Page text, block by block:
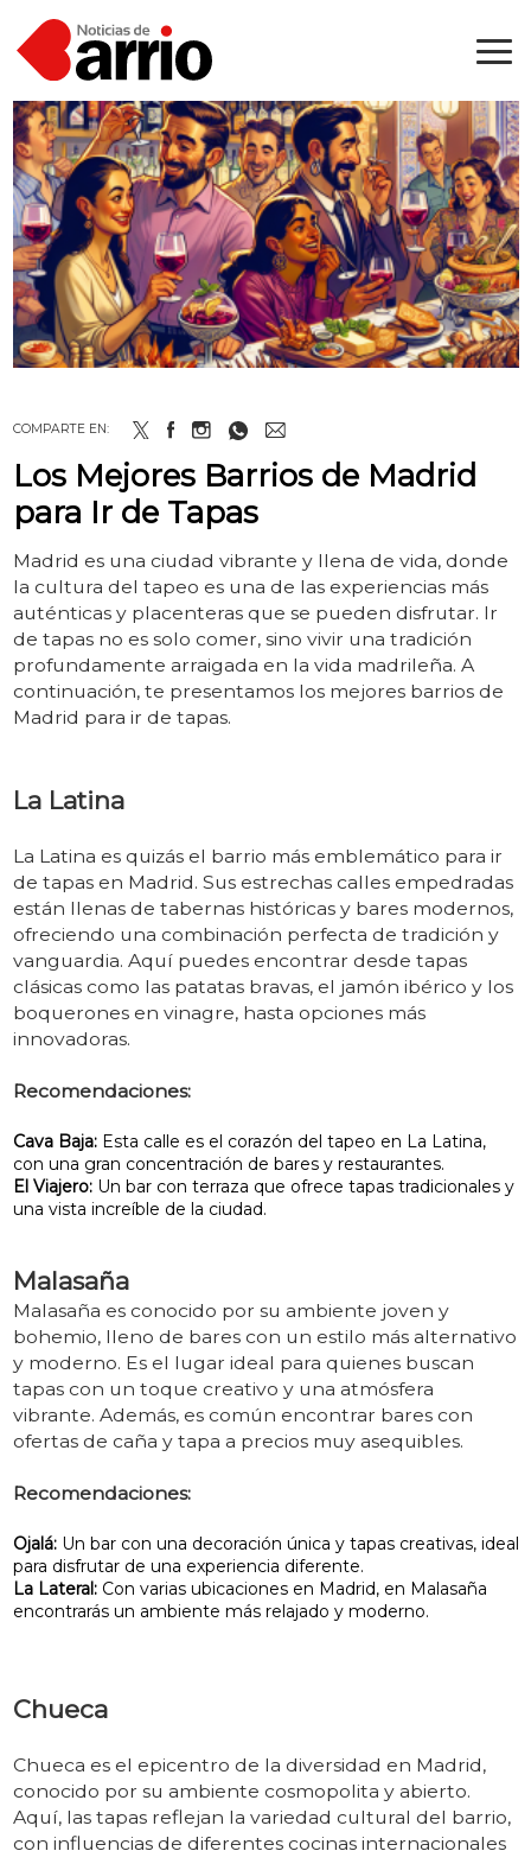
COMPARTE EN:
Los Mejores Barrios de Madrid
para Ir de Tapas
Madrid es una ciudad vibrante y llena de vida, donde
la cultura del tapeo es una de las experiencias más
auténticas y placenteras que se pueden disfrutar. Ir
de tapas no es solo comer, sino vivir una tradición
profundamente arraigada en la vida madrileña. A
continuación, te presentamos los mejores barrios de
Madrid para ir de tapas.
La Latina
La Latina es quizás el barrio más emblemático para ir
de tapas en Madrid. Sus estrechas calles empedradas
están llenas de tabernas históricas y bares modernos,
ofreciendo una combinación perfecta de tradición y
vanguardia. Aquí puedes encontrar desde tapas
clásicas como las patatas bravas, el jamón ibérico y los
boquerones en vinagre, hasta opciones más
innovadoras.
Recomendaciones:
Cava Baja:Esta calle es el corazón del tapeo en La Latina,
con una gran concentración de bares y restaurantes.
El Viajero:Un bar con terraza que ofrece tapas tradicionales y
una vista increíble de la ciudad.
Malasaña
Malasaña es conocido por su ambiente joven y
bohemio, lleno de bares con un estilo más alternativo
y moderno. Es el lugar ideal para quienes buscan
tapas con un toque creativo y una atmósfera
vibrante. Además, es común encontrar bares con
ofertas de caña y tapa a precios muy asequibles.
Recomendaciones:
Ojalá:Un bar con una decoración única y tapas creativas, ideal
para disfrutar de una experiencia diferente.
La Lateral:Con varias ubicaciones en Madrid, en Malasaña
encontrarás un ambiente más relajado y moderno.
Chueca
Chueca es el epicentro de la diversidad en Madrid,
conocido por su ambiente cosmopolita y abierto.
Aquí, las tapas reflejan la variedad cultural del barrio,
con influencias de diferentes cocinas internacionales